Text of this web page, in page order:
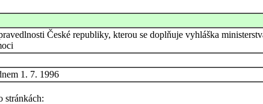
České republiky, kterou se doplňuje vyhláška
1. 7. 1996
stránkách: